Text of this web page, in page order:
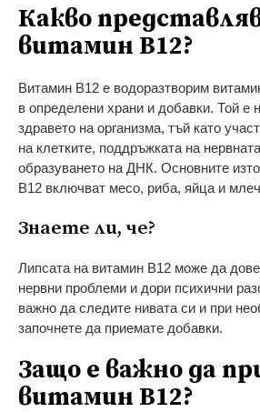
Какво
витамин B12?
Витамин B12 е водоразтворим
в определени храни и добавки. Той е
здравето на организма, тъй като
на клетките, поддръжката на
образуването на ДНК. Основните
B12 включват месо, риба, яйца и
Знаете ли, че?
Липсата на витамин B12 може да
нервни проблеми и дори психични
важно да следите нивата си и при
започнете да приемате добавки.
Защо е важно да
витамин B12?